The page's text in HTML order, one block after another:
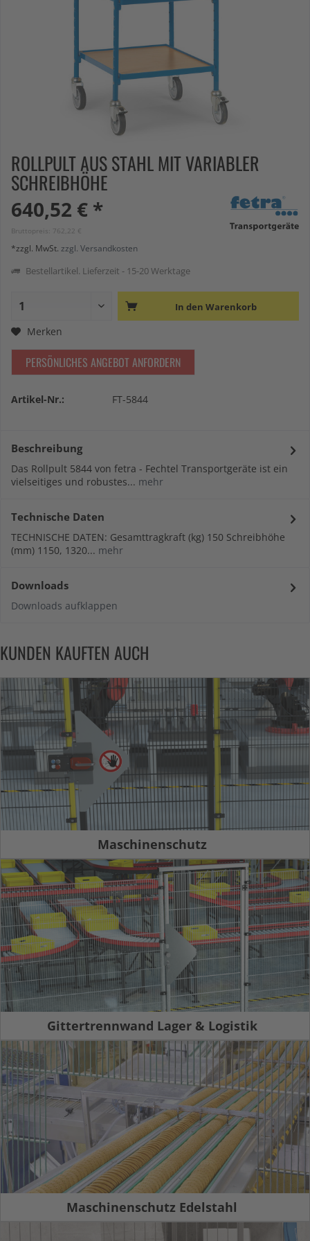
ROLLPULT AUS STAHL MIT VARIABLER
SCHREIBHÖHE
640,52 € *
Bruttopreis: 762,22 €
*zzgl. MwSt. zzgl. Versandkosten
Bestellartikel. Lieferzeit - 15-20 Werktage
In den Warenkorb
Merken
PERSÖNLICHES ANGEBOT ANFORDERN
Artikel-Nr.: FT-5844
Beschreibung
Das Rollpult 5844 von fetra - Fechtel Transportgeräte ist ein
vielseitiges und robustes... mehr
Technische Daten
TECHNISCHE DATEN: Gesamttragkraft (kg) 150 Schreibhöhe
(mm) 1150, 1320... mehr
Downloads
Downloads aufklappen
KUNDEN KAUFTEN AUCH
Maschinenschutz
Gittertrennwand Lager & Logistik
Maschinenschutz Edelstahl